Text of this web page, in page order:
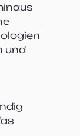
und